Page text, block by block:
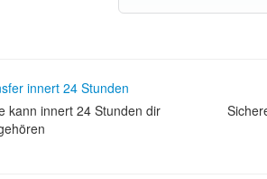
kann innert 24 Stunden dir